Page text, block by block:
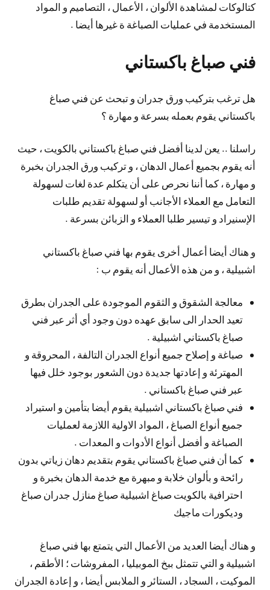
كتالوكات لمشاهدة الألوان ، الأعمال ، التصاميم و المواد
المستخدمة في عمليات الصباغة ة غيرها أيضا .
فني صباغ باكستاني
هل ترغب بتركيب ورق جدران و تبحث عن فني صباغ
باكستاني يقوم بعمله بسرعة و مهارة ؟
راسلنا .. يعن لدينا أفضل فني صباغ باكستاني بالكويت ، حيث
أنه يقوم بجميع أعمال الدهان ، و تركيب ورق الجدران بخبرة
و مهارة ، كما أننا نحرص على أن يتكلم عدة لغات لسهولة
التعامل مع العملاء الأجانب أو لسهولة تقديم طلبات
الإسنيراد و تيسير طلبا العملاء و الزبائن بسرعة .
و هناك أيضا أعمال أخرى يقوم بها فني صباغ باكستاني
اشبيلية ، و من هذه الأعمال أنه يقوم ب :
معالجة الشقوق و الثقوم الموجودة على الجدران بطرق
تعيد الحدار الى سابق عهده دون وجود أي أثر عبر فني
صباغ باكستاني اشبيلية .
صباغة و إصلاح جميع أنواع الجدران التالفة ، المحروقة و
المهترئة و إعادتها جديدة دون الشعور بوجود خلل فيها
عبر فني صباغ باكستاني .
فني صباغ باكستاني اشبيلية يقوم أيضا بتأمين و استيراد
جميع أنواع الصباغ ، المواد الاولية اللازمة لعمليات
الصباغة و أفضل أنواع الأدوات و المعدات .
كما أن فني صباغ باكستاني يقوم بتقديم دهان زياتي بدون
رائحة و بألوان خلابة و مبهرة مع خدمة الدهان بخبرة و
احترافية بالكويت صباغ اشبيلية صباغ منازل جدران صباغ
وديكورات ماجيك
و هناك أيضا العديد من الأعمال التي يتمتع بها فني صباغ
اشبيلية و التي تتمثل ببخ الموبيليا ، المفروشات ؛ الأطقم ،
الموكيت ، السجاد ، الستائر و الملابس أيضا ، و إعادة الجدران